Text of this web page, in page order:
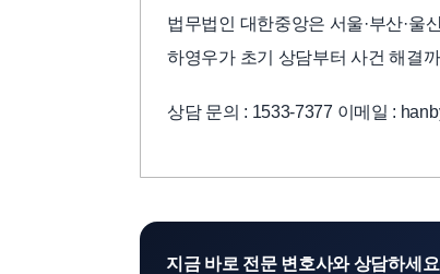
법무법인 대한중앙은 서울·부산·울
하영우가 초기 상담부터 사건 해결
상담 문의 : 1533-7377 이메일 :
지금 바로 전문 변호사와 상담하세요